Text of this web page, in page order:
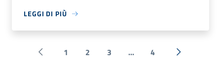
LEGGI DI PIÙ
Pagina precedente
1 2 3 ... 4 Successiva